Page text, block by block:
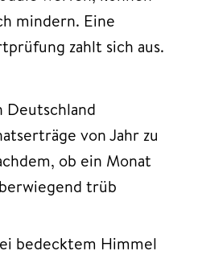
mindern. Eine
zahlt sich aus.
Deutschland
von Jahr zu
ob ein Monat
trüb
bedecktem Himmel